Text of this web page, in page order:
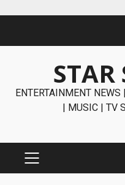
STAR
ENTERTAINMENT
| MUSIC | TV
PRIMARY